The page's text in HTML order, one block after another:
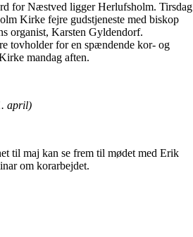
for Næstved ligger Herlufsholm. Tirsdag
Kirke fejre gudstjeneste med biskop
organist, Karsten Gyldendorf.
tovholder for en spændende kor- og
mandag aften.
april)
til maj kan se frem til mødet med Erik
om korarbejdet.